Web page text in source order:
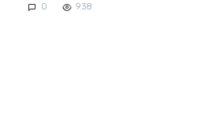
0 938